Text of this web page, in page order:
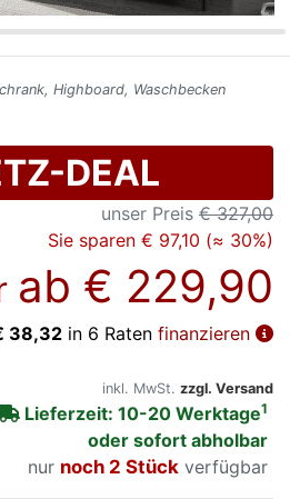
Highboard, Waschbecken
DEAL
unser Preis € 327,00
Sie sparen € 97,10 (≈ 30%)
ab € 229,90
38,32 in 6 Raten finanzieren
inkl. MwSt. zzgl. Versand
Lieferzeit: 10-20 Werktage1
oder sofort abholbar
nur
noch 2 Stück verfügbar